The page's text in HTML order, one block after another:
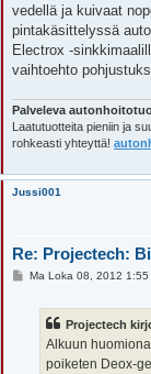
vedellä ja kuivaat
pintakäsittelyssä
Electrox -
vaihtoehto
Palveleva
Laatutuotteita pieniin ja
rohkeasti yhteyttä!
Jussi001
Re: Projectech:
VMa Loka 08, 2012 1:55
Projectech
Alkuun
poiketen Deox-